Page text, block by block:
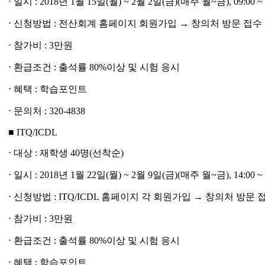
⋅ 신청방법 : 전산회계 홈페이지 회원가입 → 창의처 방문 접수
⋅ 참가비 : 3만원
⋅ 환급조건 : 출석률 80%이상 및 시험 응시
⋅ 혜택 : 학습포인트
⋅ 문의처 : 320-4838
■ ITQ/ICDL
⋅ 대상 : 재학생 40명(선착순)
⋅ 일시 : 2018년 1월 22일(월) ~ 2월 9일(금)(매주 월~금), 14:00 ~
⋅ 신청방법 : ITQ/ICDL 홈페이지 각 회원가입 → 창의처 방문
⋅ 참가비 : 3만원
⋅ 환급조건 : 출석률 80%이상 및 시험 응시
⋅ 혜택 : 학습포인트